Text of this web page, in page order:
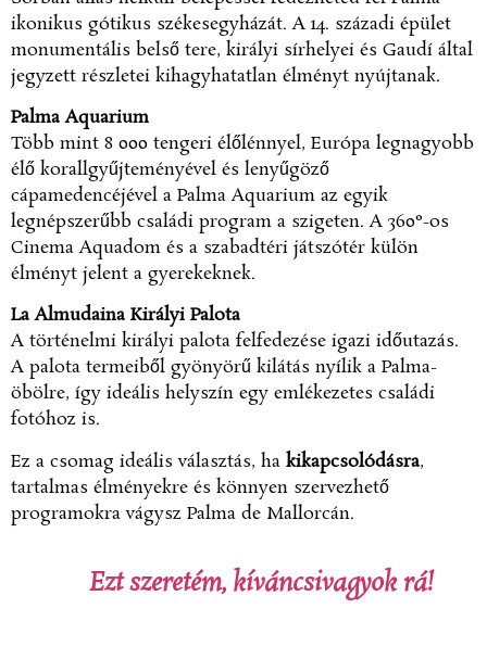
ikonikus gótikus székesegyházát. A 14. századi épület
monumentális belső tere, királyi sírhelyei és Gaudí által
jegyzett részletei kihagyhatatlan élményt nyújtanak.
Palma Aquarium
Több mint 8 000 tengeri élőlénnyel, Európa legnagyobb
élő korallgyűjteményével és lenyűgöző
cápamedencéjével a Palma Aquarium az egyik
legnépszerűbb családi program a szigeten. A 360°-os
Cinema Aquadom és a szabadtéri játszótér külön
élményt jelent a gyerekeknek.
La Almudaina Királyi Palota
A történelmi királyi palota felfedezése igazi időutazás.
A palota termeiből gyönyörű kilátás nyílik a Palma-
öbölre, így ideális helyszín egy emlékezetes családi
fotóhoz is.
Ez a csomag ideális választás, ha kikapcsolódásra,
tartalmas élményekre és könnyen szervezhető
programokra vágysz Palma de Mallorcán.
Ezt szeretém, kíváncsivagyok rá!